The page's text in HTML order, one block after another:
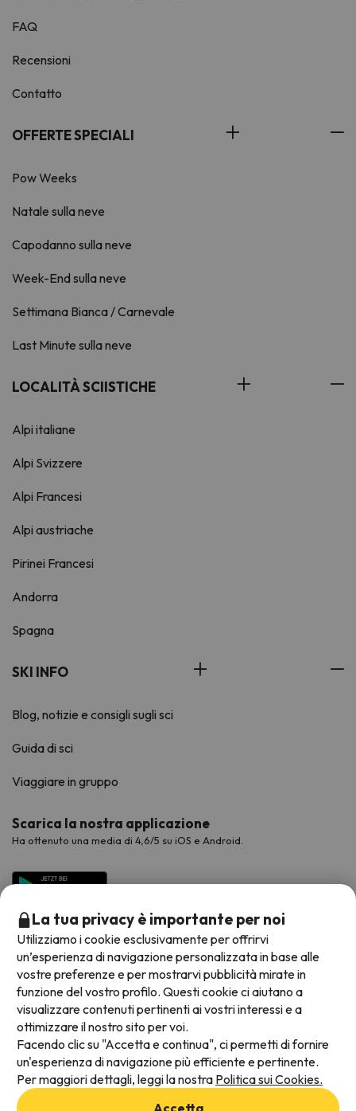
FAQ
Recensioni
Contatto
OFFERTE SPECIALI
Pow Weeks
Natale sulla neve
Capodanno sulla neve
Week-End sulla neve
Settimana Bianca / Carnevale
Last Minute sulla neve
LOCALITÀ SCIISTICHE
Alpi italiane
Alpi Svizzere
Alpi Francesi
Alpi austriache
Pirinei Francesi
Andorra
Spagna
SKI INFO
Blog, notizie e consigli sugli sci
Guida di sci
Viaggiare in gruppo
Scarica la nostra applicazione
Ha ottenuto una media di 4,6/5 su iOS e Android.
Metodi di pagamento disponibili
Termini e condizioni generali
La tua privacy è importante per noi
Utilizziamo i cookie esclusivamente per offrirvi
un’esperienza di navigazione personalizzata in base alle
vostre preferenze e per mostrarvi pubblicità mirate in
funzione del vostro profilo. Questi cookie ci aiutano a
visualizzare contenuti pertinenti ai vostri interessi e a
ottimizzare il nostro sito per voi.
Facendo clic su "Accetta e continua", ci permetti di fornire
un'esperienza di navigazione più efficiente e pertinente.
Per maggiori dettagli, leggi la nostra Politica sui Cookies.
Accetta